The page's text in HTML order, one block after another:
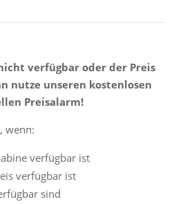
verfügbar oder der Preis
nutze unseren kostenlosen
Preisalarm!
wenn:
verfügbar ist
verfügbar ist
sind